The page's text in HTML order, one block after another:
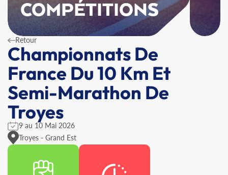
COMPÉTITIONS
Retour
Championnats De
France Du 10 Km Et
Semi-Marathon De
Troyes
9 au 10 Mai 2026
Troyes - Grand Est